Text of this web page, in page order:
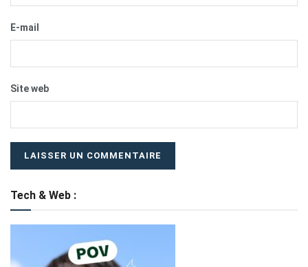
E-mail
Site web
Tech & Web :